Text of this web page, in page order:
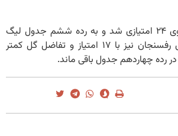
آلومینیوم با این تساوی ۲۴ امتیازی شد و به رده ششم جدول لیگ
برتر صعود کرد و مس رفسنجان نیز با ۱۷ امتیاز و تفاضل گل کمتر
رده چهاردهم جدول باقی ماند.